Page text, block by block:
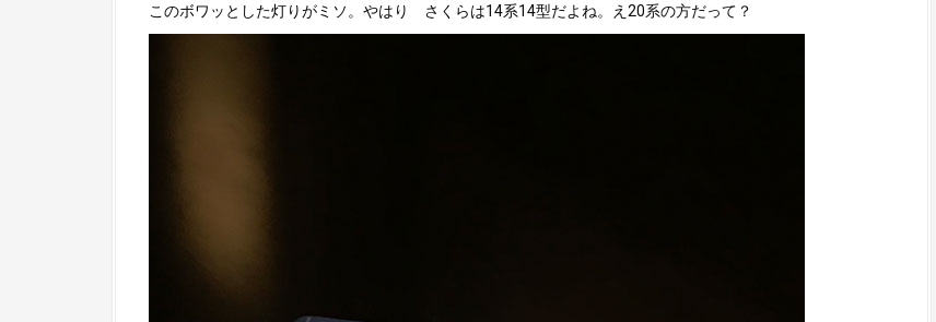
このボワッとした灯りがミソ。やはり さくらは14系14型だよね。え20系の方だって？